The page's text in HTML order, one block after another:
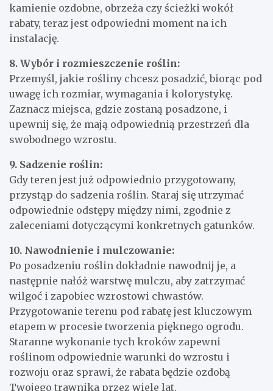
kamienie ozdobne, obrzeża czy ścieżki wokół
rabaty, teraz jest odpowiedni moment na ich
instalację.
8. Wybór i rozmieszczenie roślin:
Przemyśl, jakie rośliny chcesz posadzić, biorąc pod
uwagę ich rozmiar, wymagania i kolorystykę.
Zaznacz miejsca, gdzie zostaną posadzone, i
upewnij się, że mają odpowiednią przestrzeń dla
swobodnego wzrostu.
9. Sadzenie roślin:
Gdy teren jest już odpowiednio przygotowany,
przystąp do sadzenia roślin. Staraj się utrzymać
odpowiednie odstępy między nimi, zgodnie z
zaleceniami dotyczącymi konkretnych gatunków.
10. Nawodnienie i mulczowanie:
Po posadzeniu roślin dokładnie nawodnij je, a
następnie nałóż warstwę mulczu, aby zatrzymać
wilgoć i zapobiec wzrostowi chwastów.
Przygotowanie terenu pod rabatę jest kluczowym
etapem w procesie tworzenia pięknego ogrodu.
Staranne wykonanie tych kroków zapewni
roślinom odpowiednie warunki do wzrostu i
rozwoju oraz sprawi, że rabata będzie ozdobą
Twojego trawnika przez wiele lat.